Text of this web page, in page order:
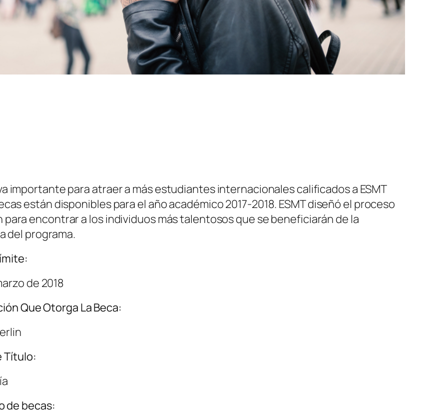
importante para atraer a más estudiantes internacionales calificados a ESMT
están disponibles para el año académico 2017-2018. ESMT diseñó el proceso
encontrar a los individuos más talentosos que se beneficiarán de la
del programa.
de 2018
Que Otorga La Beca:
Título:
de becas: